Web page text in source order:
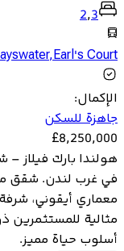
2,3
,Earl's Court
الإكمال:
جاهزة للسكن
£8,250,000
هولندا بارك فيلاز
معماري أيقوني،
مثالية للمستثمرين
أسلوب حياة مميز.